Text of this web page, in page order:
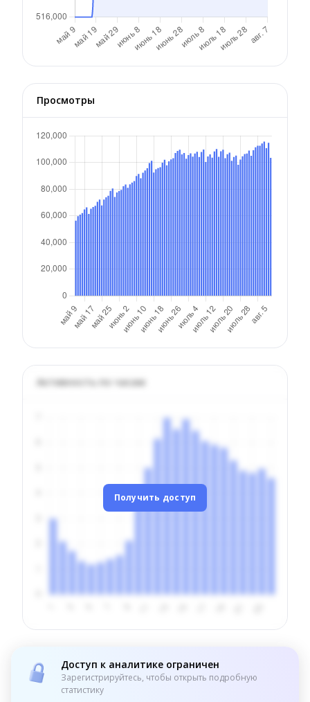
Просмотры
Активность по часам
Получить доступ
Доступ к аналитике ограничен
Зарегистрируйтесь, чтобы открыть подробную
статистику